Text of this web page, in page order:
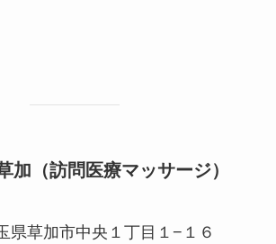
加（訪問医療マッサージ）
県草加市中央１丁目１−１６